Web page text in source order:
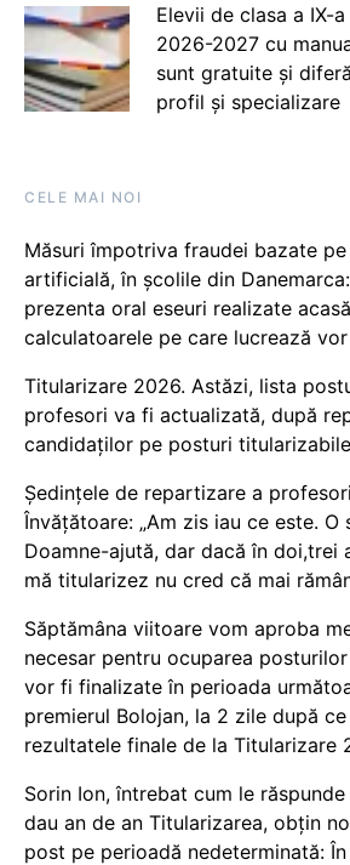
Elevii de clasa a IX-
2026-2027 cu
sunt gratuite și
profil și specializare
CELE MAI NOI
Măsuri împotriva fraudei bazate
artificială, în școlile din
prezenta oral eseuri realizate
calculatoarele pe care lucrează
Titularizare 2026. Astăzi, lista
profesori va fi actualizată, după
candidaților pe posturi titularizabile
Ședințele de repartizare a
Învățătoare: „Am zis iau ce este. O
Doamne-ajută, dar dacă în doi,trei
mă titularizez nu cred că mai
Săptămâna viitoare vom aproba
necesar pentru ocuparea
vor fi finalizate în perioada
premierul Bolojan, la 2 zile după
rezultatele finale de la Titularizare
Sorin Ion, întrebat cum le
dau an de an Titularizarea, obțin
post pe perioadă nedeterminată: